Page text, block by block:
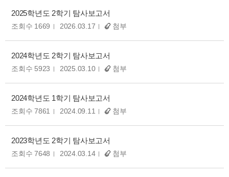
2025학년도 2학기 탐사보고서
조회수 1669 2026.03.17 첨부
2024학년도 2학기 탐사보고서
조회수 5923 2025.03.10 첨부
2024학년도 1학기 탐사보고서
조회수 7861 2024.09.11 첨부
2023학년도 2학기 탐사보고서
조회수 7648 2024.03.14 첨부